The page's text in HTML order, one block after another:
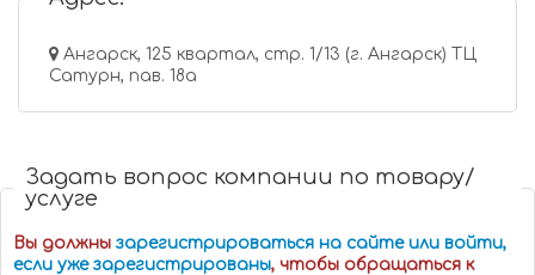
Ангарск, 125 квартал, стр. 1/13 (г. Ангарск) ТЦ
Сатурн, пав. 18а
Задать вопрос компании по товару/
услуге
Вы должны зарегистрироваться на сайте или войти,
если уже зарегистрированы, чтобы обращаться к